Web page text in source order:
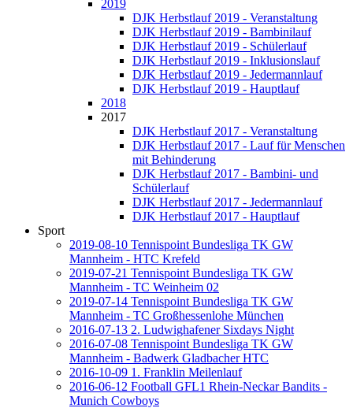
2019
DJK Herbstlauf 2019 - Veranstaltung
DJK Herbstlauf 2019 - Bambinilauf
DJK Herbstlauf 2019 - Schülerlauf
DJK Herbstlauf 2019 - Inklusionslauf
DJK Herbstlauf 2019 - Jedermannlauf
DJK Herbstlauf 2019 - Hauptlauf
2018
2017
DJK Herbstlauf 2017 - Veranstaltung
DJK Herbstlauf 2017 - Lauf für Menschen
mit Behinderung
DJK Herbstlauf 2017 - Bambini- und
Schülerlauf
DJK Herbstlauf 2017 - Jedermannlauf
DJK Herbstlauf 2017 - Hauptlauf
Sport
2019-08-10 Tennispoint Bundesliga TK GW
Mannheim - HTC Krefeld
2019-07-21 Tennispoint Bundesliga TK GW
Mannheim - TC Weinheim 02
2019-07-14 Tennispoint Bundesliga TK GW
Mannheim - TC Großhessenlohe München
2016-07-13 2. Ludwighafener Sixdays Night
2016-07-08 Tennispoint Bundesliga TK GW
Mannheim - Badwerk Gladbacher HTC
2016-10-09 1. Franklin Meilenlauf
2016-06-12 Football GFL1 Rhein-Neckar Bandits -
Munich Cowboys